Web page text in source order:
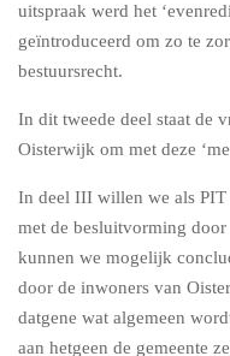
uitspraak werd het
geïntroduceerd om zo te
bestuursrecht.
In dit tweede deel staat de
Oisterwijk om met deze
In deel III willen we als
met de besluitvorming door
kunnen we mogelijk
door de inwoners van
datgene wat algemeen
aan hetgeen de gemeente